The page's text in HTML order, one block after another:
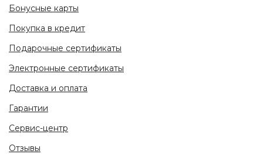
Бонусные карты
Покупка в кредит
Подарочные сертификаты
Электронные сертификаты
Доставка и оплата
Гарантии
Сервис-центр
Отзывы